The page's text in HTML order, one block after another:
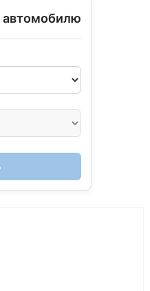
автомобилю